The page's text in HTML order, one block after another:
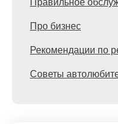
Про бизнес
Рекомендации по
Советы